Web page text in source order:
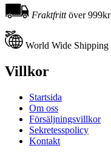
Fraktfrittöver 999kr
World Wide Shipping
Villkor
Startsida
Om oss
Försäljningsvillkor
Sekretesspolicy
Kontakt